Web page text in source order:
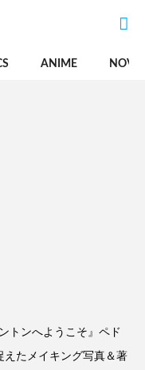
ANIME
トンへようこそ』ペド
えたメイキング写真＆著